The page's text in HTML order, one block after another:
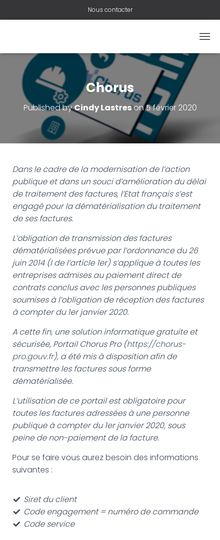
Nous contacter
U
N
Chorus
Published byCindy Lastreson5 février 2020
Dans le cadre de la modernisation de l’action
publique et dans un souci d’amélioration du délai
de traitement des factures, l’Etat français s’est
engagé pour la dématérialisation du traitement
de ses factures.
L’obligation de transmission des factures
dématérialisées prévue par l’ordonnance du 26
juin 2014 (I de l’article 1er) s’applique à toutes les
entreprises admises au paiement direct de
contrats conclus avec les personnes publiques
soumises à l’obligation de réception des factures
à compter du 1er janvier 2020.
A cette fin, une solution informatique gratuite et
sécurisée, Portail Chorus Pro (https://chorus-
pro.gouv.fr), a été mis à disposition afin de
transmettre les factures sous forme
dématérialisée.
L’utilisation de ce portail est obligatoire pour
toutes les factures adressées à une personne
publique à compter du 1er janvier 2020, sous
peine de non-paiement de la facture.
Pour se faire vous aurez besoin des informations
suivantes :
Siret du client
Code engagement = numéro de commande
Code service